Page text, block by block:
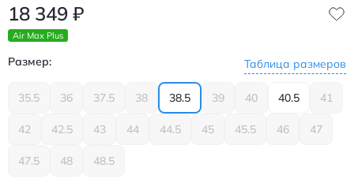
18 349 ₽
Air Max Plus
Размер: Таблица размеров
35.5 36 37.5 38 38.5 39 40 40.5 41
42 42.5 43 44 44.5 45 45.5 46 47
47.5 48 48.5